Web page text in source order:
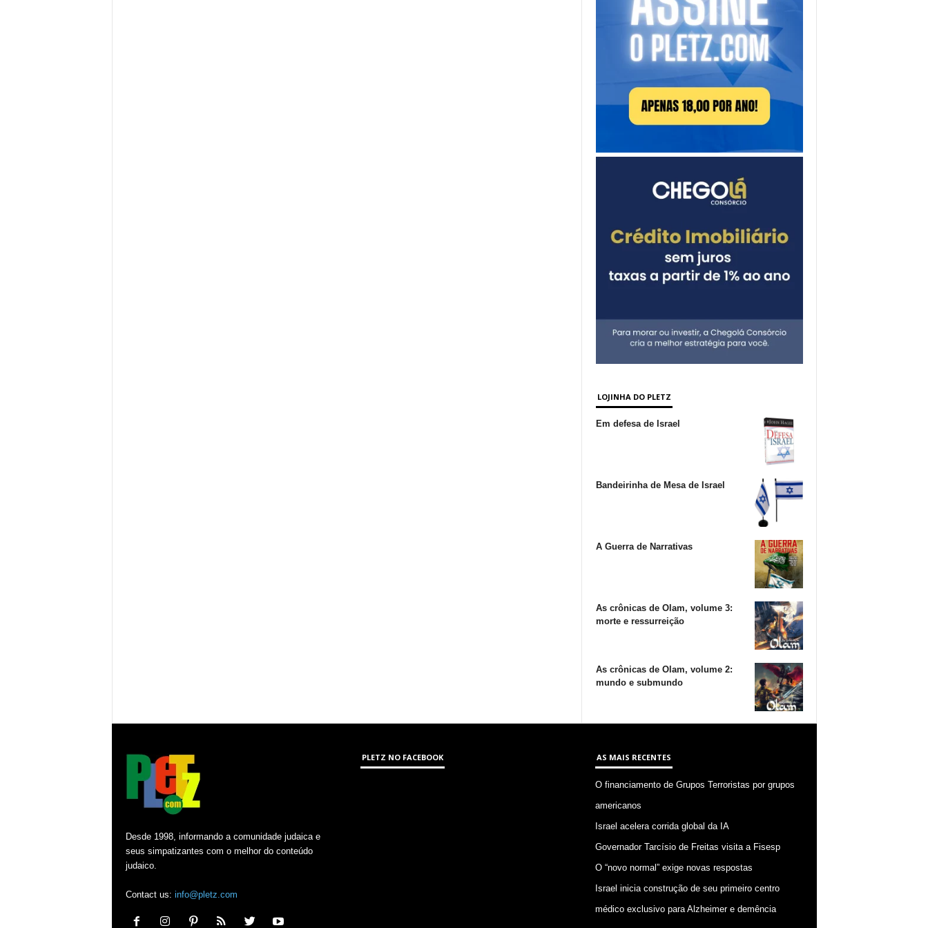
LOJINHA DO PLETZ
Em defesa de Israel
Bandeirinha de Mesa de Israel
A Guerra de Narrativas
As crônicas de Olam, volume 3:
morte e ressurreição
As crônicas de Olam, volume 2:
mundo e submundo
Desde 1998, informando a comunidade judaica e
seus simpatizantes com o melhor do conteúdo
judaico.
Contact us: info@pletz.com
PLETZ NO FACEBOOK AS MAIS RECENTES
O financiamento de Grupos Terroristas por grupos
americanos
Israel acelera corrida global da IA
Governador Tarcísio de Freitas visita a Fisesp
O “novo normal” exige novas respostas
Israel inicia construção de seu primeiro centro
médico exclusivo para Alzheimer e demência